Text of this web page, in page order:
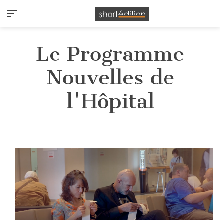
Panneau de gestion des cookies
Le Programme
Nouvelles de
l'Hôpital